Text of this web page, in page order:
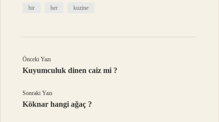
bir her kuzine
Önceki Yazı
Kuyumculuk dinen caiz mi ?
Sonraki Yazı
Köknar hangi ağaç ?